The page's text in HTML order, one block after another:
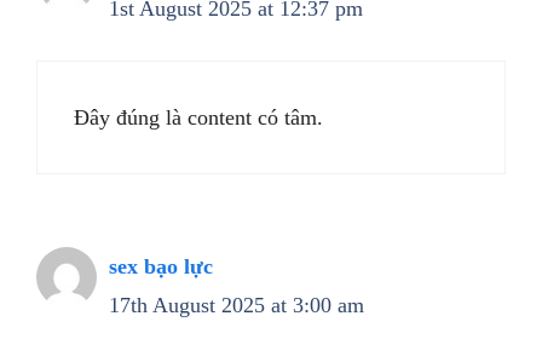
1st August 2025 at 12:37 pm
Đây đúng là content có tâm.
sex bạo lực
17th August 2025 at 3:00 am